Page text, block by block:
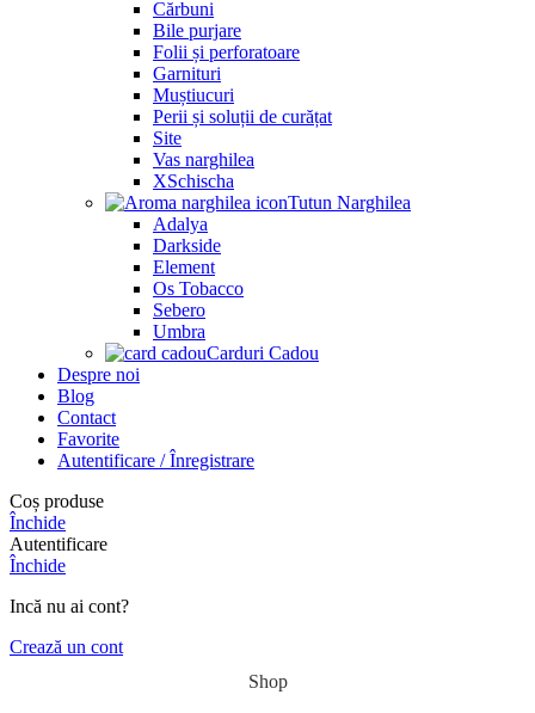
Cărbuni
Bile purjare
Folii și perforatoare
Garnituri
Muștiucuri
Perii și soluții de curățat
Site
Vas narghilea
XSchischa
Tutun Narghilea
Adalya
Darkside
Element
Os Tobacco
Sebero
Umbra
Carduri Cadou
Despre noi
Blog
Contact
Favorite
Autentificare / Înregistrare
Coș produse
Închide
Autentificare
Închide
Incă nu ai cont?
Crează un cont
Shop